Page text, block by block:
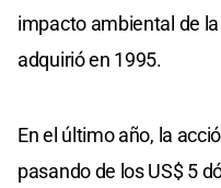
impacto ambiental de
adquirió en 1995.
En el último año, la
pasando de los US$ 5